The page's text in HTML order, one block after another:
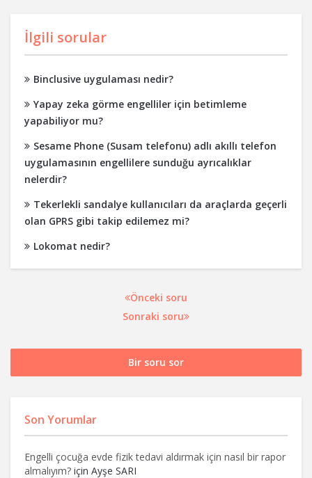
İlgili sorular
Binclusive uygulaması nedir?
Yapay zeka görme engelliler için betimleme
yapabiliyor mu?
Sesame Phone (Susam telefonu) adlı akıllı telefon
uygulamasının engellilere sunduğu ayrıcalıklar
nelerdir?
Tekerlekli sandalye kullanıcıları da araçlarda geçerli
olan GPRS gibi takip edilemez mi?
Lokomat nedir?
Önceki soru
Sonraki soru
Bir soru sor
Son Yorumlar
Engelli çocuğa evde fizik tedavi aldırmak için nasıl bir rapor
almalıyım? için Ayşe SARI